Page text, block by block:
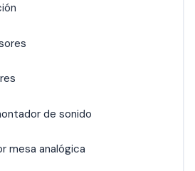
de sonido
mesa analógica